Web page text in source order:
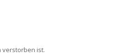
verstorben ist.